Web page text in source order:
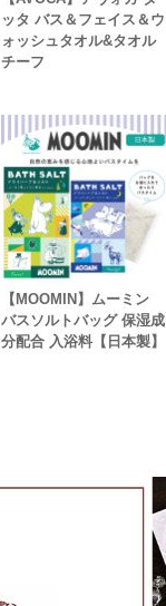
ッタ バス＆フェイス＆ウ
ォッシュタオル&タオル
チーフ
【MOOMIN】ムーミン
バスソルトバッグ 保湿成
分配合 入浴料【日本製】